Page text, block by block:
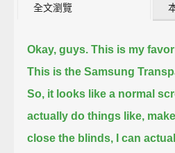
全文瀏覽
Okay, guys. This is my
This is the Samsung
So, it looks like a normal
actually do things like,
close the blinds, I can